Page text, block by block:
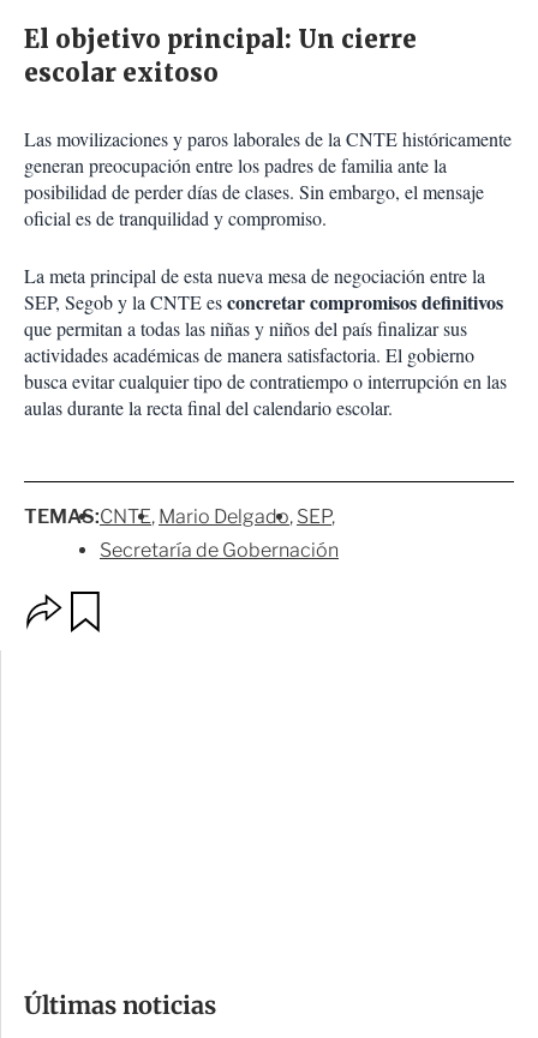
El objetivo principal: Un cierre
escolar exitoso
Las movilizaciones y paros laborales de la CNTE históricamente
generan preocupación entre los padres de familia ante la
posibilidad de perder días de clases. Sin embargo, el mensaje
oficial es de tranquilidad y compromiso.
La meta principal de esta nueva mesa de negociación entre la
SEP, Segob y la CNTE esconcretar compromisos definitivos
que permitan a todas las niñas y niños del país finalizar sus
actividades académicas de manera satisfactoria. El gobierno
busca evitar cualquier tipo de contratiempo o interrupción en las
aulas durante la recta final del calendario escolar.
TEMAS:CNTE Mario Delgado SEP
Secretaría de Gobernación
m
Últimas noticias